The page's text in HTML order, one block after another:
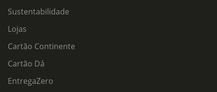
Sustentabilidade
Lojas
Cartão Continente
Cartão Dá
EntregaZero